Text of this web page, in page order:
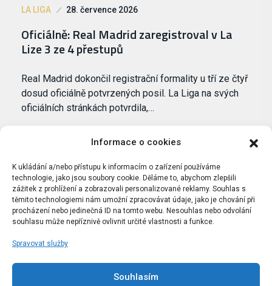
Informace o cookies
K ukládání a/nebo přístupu k informacím o zařízení používáme
technologie, jako jsou soubory cookie. Děláme to, abychom zlepšili
zážitek z prohlížení a zobrazovali personalizované reklamy. Souhlas s
těmito technologiemi nám umožní zpracovávat údaje, jako je chování při
procházení nebo jedinečná ID na tomto webu. Nesouhlas nebo odvolání
souhlasu může nepříznivě ovlivnit určité vlastnosti a funkce.
Spravovat služby
Souhlasím
LA LIGA 28. července 2026
Oficiálně: Real Madrid zaregistroval v La
Lize 3 ze 4 přestupů
Real Madrid dokončil registrační formality u tří ze čtyř
dosud oficiálně potvrzených posil. La Liga na svých
oficiálních stránkách potvrdila,…